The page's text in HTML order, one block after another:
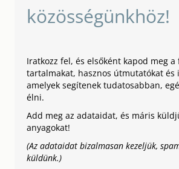
közösségünkhöz!
Iratkozz fel, és elsőként kapod meg a
tartalmakat, hasznos útmutatókat és
amelyek segítenek tudatosabban,
élni.
Add meg az adataidat, és máris
anyagokat!
(Az adataidat bizalmasan kezeljük,
küldünk.)